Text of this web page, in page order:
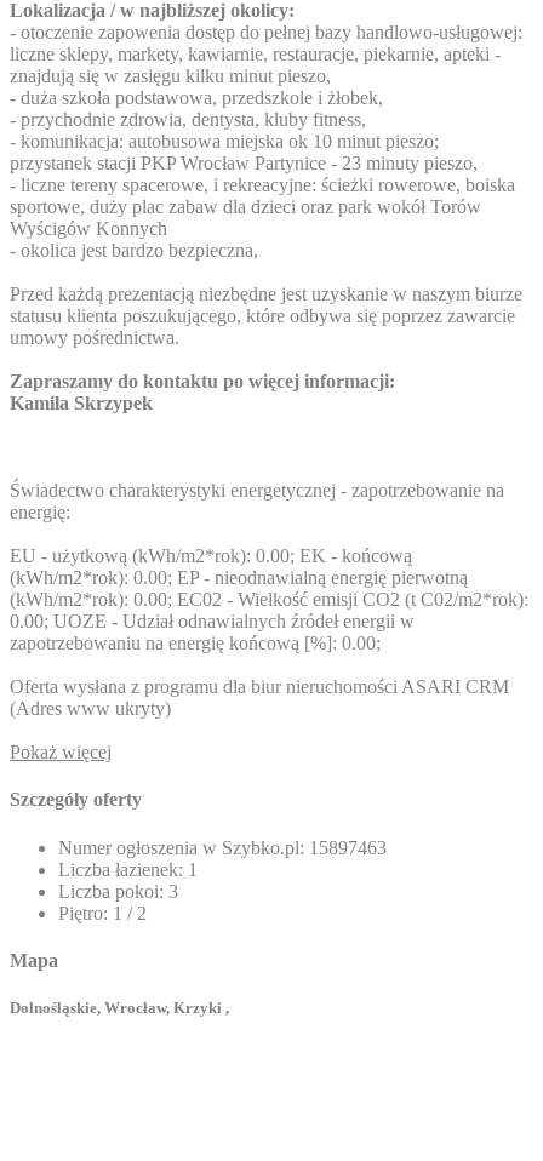
Lokalizacja / w najbliższej okolicy:
- otoczenie zapowenia dostęp do pełnej bazy handlowo-usługowej:
liczne sklepy, markety, kawiarnie, restauracje, piekarnie, apteki -
znajdują się w zasięgu kilku minut pieszo,
- duża szkoła podstawowa, przedszkole i żłobek,
- przychodnie zdrowia, dentysta, kluby fitness,
- komunikacja: autobusowa miejska ok 10 minut pieszo;
przystanek stacji PKP Wrocław Partynice - 23 minuty pieszo,
- liczne tereny spacerowe, i rekreacyjne: ścieżki rowerowe, boiska
sportowe, duży plac zabaw dla dzieci oraz park wokół Torów
Wyścigów Konnych
- okolica jest bardzo bezpieczna,
Przed każdą prezentacją niezbędne jest uzyskanie w naszym biurze
statusu klienta poszukującego, które odbywa się poprzez zawarcie
umowy pośrednictwa.
Zapraszamy do kontaktu po więcej informacji:
Kamila Skrzypek
Świadectwo charakterystyki energetycznej - zapotrzebowanie na
energię:
EU - użytkową (kWh/m2*rok): 0.00; EK - końcową
(kWh/m2*rok): 0.00; EP - nieodnawialną energię pierwotną
(kWh/m2*rok): 0.00; EC02 - Wielkość emisji CO2 (t C02/m2*rok):
0.00; UOZE - Udział odnawialnych źródeł energii w
zapotrzebowaniu na energię końcową [%]: 0.00;
Oferta wysłana z programu dla biur nieruchomości ASARI CRM
(Adres www ukryty)
Pokaż więcej
Szczegóły oferty
Numer ogłoszenia w Szybko.pl: 15897463
Liczba łazienek: 1
Liczba pokoi: 3
Piętro: 1 / 2
Mapa
Dolnośląskie, Wrocław, Krzyki ,